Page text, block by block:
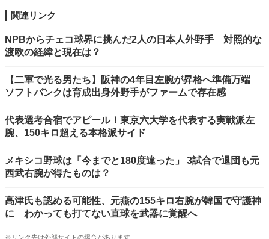
関連リンク
NPBからチェコ球界に挑んだ2人の日本人外野手 対照的な
渡欧の経緯と現在は？
【二軍で光る男たち】阪神の4年目左腕が昇格へ準備万端
ソフトバンクは育成出身外野手がファームで存在感
代表選考合宿でアピール！東京六大学を代表する実戦派左
腕、150キロ超える本格派サイド
メキシコ野球は「今までと180度違った」 3試合で退団も元
西武右腕が得たものは？
高津氏も認める可能性、元燕の155キロ右腕が韓国で守護神
に わかっても打てない直球を武器に覚醒へ
※リンク先は外部サイトの場合があります